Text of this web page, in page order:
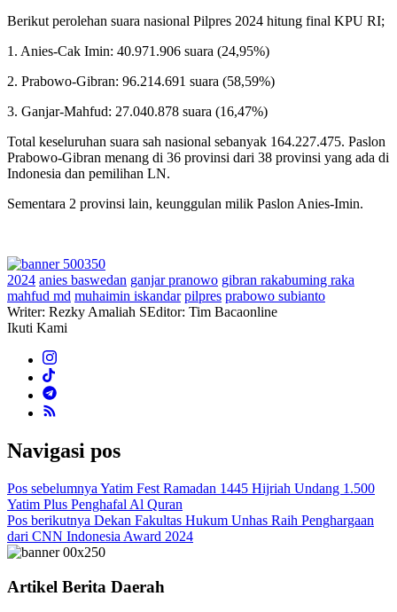
Berikut perolehan suara nasional Pilpres 2024 hitung final KPU RI;
1. Anies-Cak Imin: 40.971.906 suara (24,95%)
2. Prabowo-Gibran: 96.214.691 suara (58,59%)
3. Ganjar-Mahfud: 27.040.878 suara (16,47%)
Total keseluruhan suara sah nasional sebanyak 164.227.475. Paslon
Prabowo-Gibran menang di 36 provinsi dari 38 provinsi yang ada di
Indonesia dan pemilihan LN.
Sementara 2 provinsi lain, keunggulan milik Paslon Anies-Imin.
2024 anies baswedan ganjar pranowo gibran rakabuming raka
mahfud md muhaimin iskandar pilpres prabowo subianto
Writer: Rezky Amaliah SEditor: Tim Bacaonline
Ikuti Kami
Navigasi pos
Pos sebelumnya Yatim Fest Ramadan 1445 Hijriah Undang 1.500
Yatim Plus Penghafal Al Quran
Pos berikutnya Dekan Fakultas Hukum Unhas Raih Penghargaan
dari CNN Indonesia Award 2024
Artikel Berita Daerah